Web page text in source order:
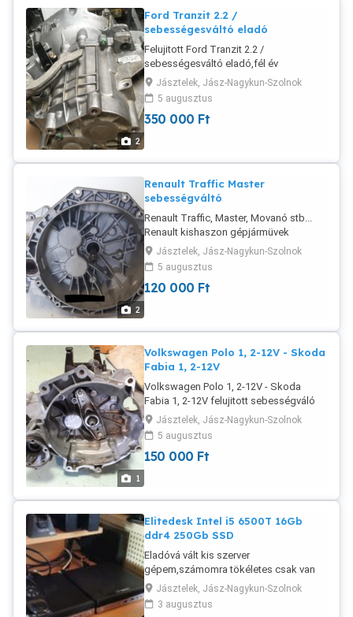
2
Ford Tranzit 2.2 /
sebességesváltó eladó
Felujitott Ford Tranzit 2.2 /
sebességesváltó eladó,fél év
garanciával
Jásztelek, Jász-Nagykun-Szolnok
5 augusztus
350 000 Ft
2
Renault Traffic Master
sebességváltó
Renault Traffic, Master, Movanó stb...
Renault kishaszon gépjármüvek
sebességválto felujitása 2-3 munkanap
alatt fél év garanciával.Gyors, pontos,
preciz munka 12év tapasztalattal!
Jásztelek, Jász-Nagykun-Szolnok
5 augusztus
120 000 Ft
1
Volkswagen Polo 1, 2-12V - Skoda
Fabia 1, 2-12V
Volkswagen Polo 1, 2-12V - Skoda
Fabia 1, 2-12V felujitott sebességváló
eladó FÉl Év GaranciÁval!Nem csak meg
van hirdetve, valóban eladó(néztem
hirdetéseket és azt tapasztaltam, hogy
a legtöbb már nincs meg, ez valóban
Jásztelek, Jász-Nagykun-Szolnok
5 augusztus
150 000 Ft
Elitedesk Intel i5 6500T 16Gb
ddr4 250Gb SSD
Eladóvá vált kis szerver
gépem,számomra tökéletes csak van
belőle 2,max 35watt fogyasztás.tehát
mehet éjjel nappal! Elitedesk Intel i5
6500T 16Gb ddr4 250Gb SSD 6db usb-
Jásztelek, Jász-Nagykun-Szolnok
3 augusztus